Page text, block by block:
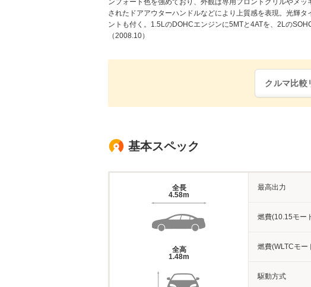
ンフォート色を強めており、外観は専用フロントグリルやメ
されたドアアウターハンドルなどにより上質感を表現。光輝
ントも付く。1.5LのDOHCエンジンに5MTと4ATを、2Lの
（2008.10）
クルマ比較
基本スペック
全長
4.58m
全高
1.48m
最高出力
燃費(10.15モー
燃費(WLTCモー
駆動方式